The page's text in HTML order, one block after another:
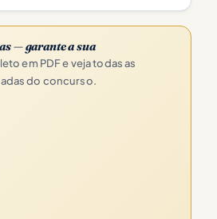
— garante a sua
em PDF e veja todas as
do concurso.